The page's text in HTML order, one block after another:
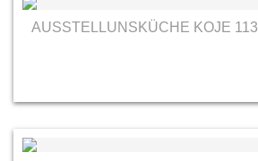
AUSSTELLUNSKÜCHE KOJE 113